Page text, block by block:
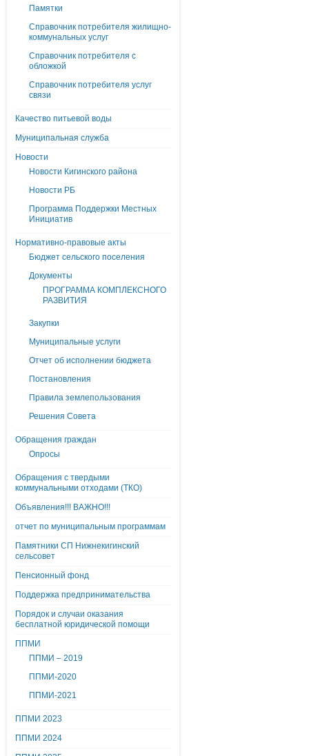
Памятки
Справочник потребителя жилищно-
коммунальных услуг
Справочник потребителя с
обложкой
Справочник потребителя услуг
связи
Качество питьевой воды
Муниципальная служба
Новости
Новости Кигинского района
Новости РБ
Программа Поддержки Местных
Инициатив
Нормативно-правовые акты
Бюджет сельского поселения
Документы
ПРОГРАММА КОМПЛЕКСНОГО
РАЗВИТИЯ
Закупки
Муниципальные услуги
Отчет об исполнении бюджета
Постановления
Правила землепользования
Решения Совета
Обращения граждан
Опросы
Обращения с твердыми
коммунальными отходами (ТКО)
Объявления!!! ВАЖНО!!!
отчет по муниципальным программам
Памятники СП Нижнекигинский
сельсовет
Пенсионный фонд
Поддержка предпринимательства
Порядок и случаи оказания
бесплатной юридической помощи
ППМИ
ППМИ – 2019
ППМИ-2020
ППМИ-2021
ППМИ 2023
ППМИ 2024